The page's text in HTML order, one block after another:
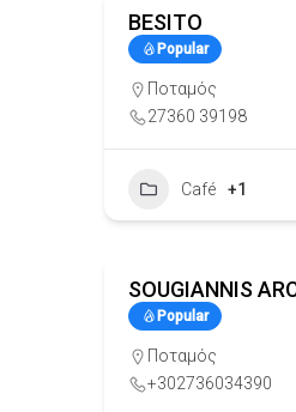
BESITO
Popular
Ποταμός
27360 39198
Café +1
SOUGIANNIS
Popular
Ποταμός
+302736034390